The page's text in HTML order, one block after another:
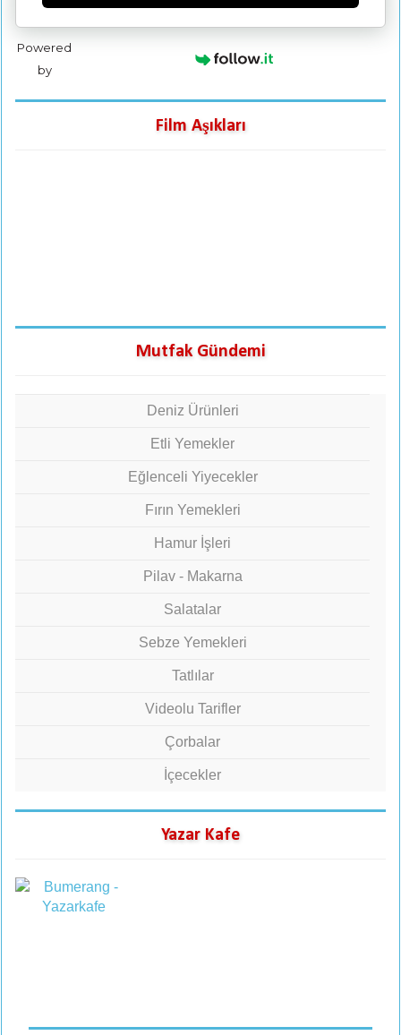
Powered
by
Film Aşıkları
Mutfak Gündemi
Deniz Ürünleri
Etli Yemekler
Eğlenceli Yiyecekler
Fırın Yemekleri
Hamur İşleri
Pilav - Makarna
Salatalar
Sebze Yemekleri
Tatlılar
Videolu Tarifler
Çorbalar
İçecekler
Yazar Kafe